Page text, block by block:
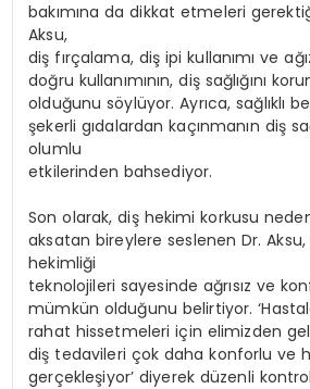
bakımına da dikkat etmeleri
Aksu,
diş fırçalama, diş ipi kullanımı ve
doğru kullanımının, diş sağlığını
olduğunu söylüyor. Ayrıca, sağlıklı
şekerli gıdalardan kaçınmanın diş
olumlu
etkilerinden bahsediyor.
Son olarak, diş hekimi korkusu
aksatan bireylere seslenen Dr.
hekimliği
teknolojileri sayesinde ağrısız ve
mümkün olduğunu belirtiyor.
rahat hissetmeleri için elimizden
diş tedavileri çok daha konforlu ve
gerçekleşiyor’ diyerek düzenli